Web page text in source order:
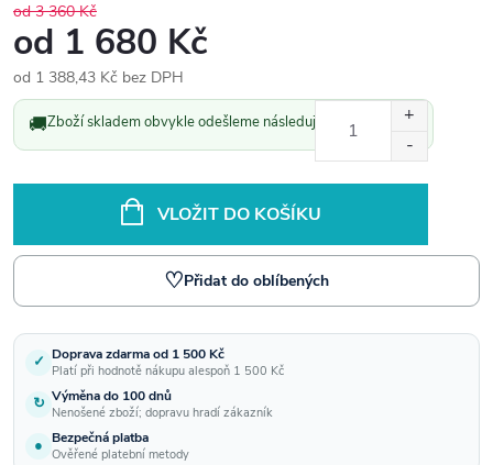
od 3 360 Kč
od 1 680 Kč
od 1 388,43 Kč bez DPH
Měrná
cena:
🚚Zboží skladem obvykle odešleme následující pracovní den.
VLOŽIT DO KOŠÍKU
♡Přidat do oblíbených
✓ Doprava zdarma od 1 500 Kč
Platí při hodnotě nákupu alespoň 1 500 Kč
↻ Výměna do 100 dnů
Nenošené zboží; dopravu hradí zákazník
● Bezpečná platba
Ověřené platební metody